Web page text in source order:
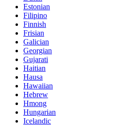
Estonian
Filipino
Finnish
Frisian
Galician
Georgian
Gujarati
Haitian
Hausa
Hawaiian
Hebrew
Hmong
Hungarian
Icelandic